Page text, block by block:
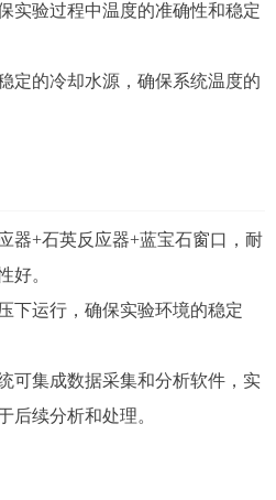
实验过程中温度的准确性和稳定
定的冷却水源，确保系统温度的
器+石英反应器+蓝宝石窗口，耐
好。
下运行，确保实验环境的稳定
可集成数据采集和分析软件，实
后续分析和处理。